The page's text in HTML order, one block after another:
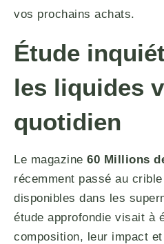
vos prochains achats.
Étude
les liquides
quotidien
Le magazine 60 Millions
récemment passé au
disponibles dans les
étude approfondie visait à
composition, leur impact